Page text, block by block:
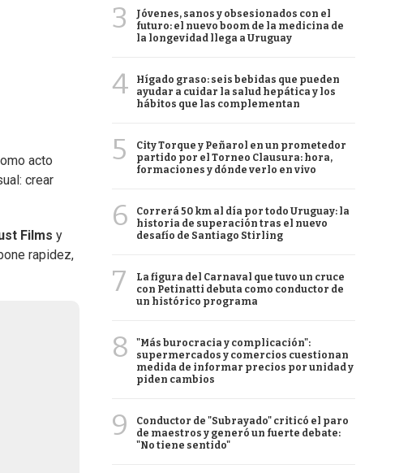
acto
crear
Films y
rapidez,
3
Jóvenes, sanos y obsesionados con el
futuro: el nuevo boom de la medicina de
la longevidad llega a Uruguay
4
Hígado graso: seis bebidas que pueden
ayudar a cuidar la salud hepática y los
hábitos que las complementan
5
City Torque y Peñarol en un prometedor
partido por el Torneo Clausura: hora,
formaciones y dónde verlo en vivo
6
Correrá 50 km al día por todo Uruguay: la
historia de superación tras el nuevo
desafío de Santiago Stirling
7
La figura del Carnaval que tuvo un cruce
con Petinatti debuta como conductor de
un histórico programa
8
"Más burocracia y complicación":
supermercados y comercios cuestionan
medida de informar precios por unidad y
piden cambios
9
Conductor de "Subrayado" criticó el paro
de maestros y generó un fuerte debate:
"No tiene sentido"